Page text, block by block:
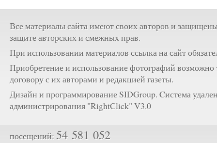
Все материалы сайта имеют своих авторов и
защите авторских и смежных прав.
При использовании материалов ссылка на сайт
Приобретение и использование фотографий возможно
договору с их авторами и редакцией газеты.
Дизайн и программирование SIDGroup. Cистема
администрирования "RightClick" V3.0
посещений: 54 581 052